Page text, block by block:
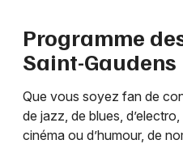
Programme
Saint-Gaudens
Que vous soyez fan de
de jazz, de blues,
cinéma ou d’humour, de